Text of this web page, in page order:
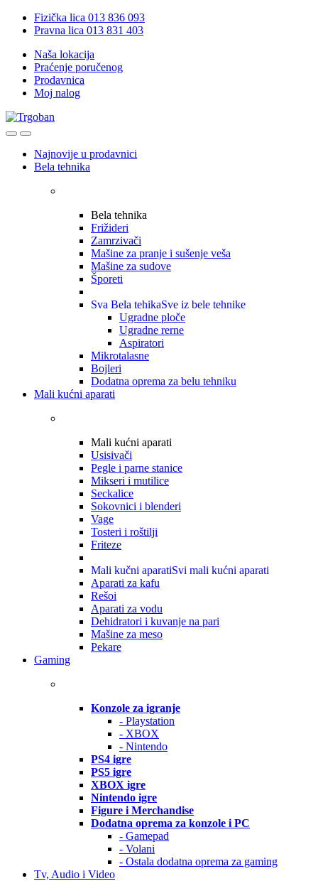
Skip
Skip
Fizička lica 013 836 093
Pravna lica 013 831 403
Naša lokacija
Praćenje poručenog
Prodavnica
Moj nalog
OpenClose
Najnovije u prodavnici
Bela tehnika
Bela tehnika
Frižideri
Zamrzivači
Mašine za pranje i sušenje veša
Mašine za sudove
Šporeti
Sva Bela tehikaSve iz bele tehnike
Ugradne ploče
Ugradne rerne
Aspiratori
Mikrotalasne
Bojleri
Dodatna oprema za belu tehniku
Mali kućni aparati
Mali kućni aparati
Usisivači
Pegle i parne stanice
Mikseri i mutilice
Seckalice
Sokovnici i blenderi
Vage
Tosteri i roštilji
Friteze
Mali kučni aparatiSvi mali kućni aparati
Aparati za kafu
Rešoi
Aparati za vodu
Dehidratori i kuvanje na pari
Mašine za meso
Pekare
Gaming
Konzole za igranje
- Playstation
- XBOX
- Nintendo
PS4 igre
PS5 igre
XBOX igre
Nintendo igre
Figure i Merchandise
Dodatna oprema za konzole i PC
- Gamepad
- Volani
- Ostala dodatna oprema za gaming
Tv, Audio i Video